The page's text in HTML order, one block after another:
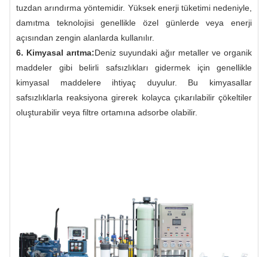
tuzdan arındırma yöntemidir. Yüksek enerji tüketimi nedeniyle,
damıtma teknolojisi genellikle özel günlerde veya enerji
açısından zengin alanlarda kullanılır.
6. Kimyasal arıtma:Deniz suyundaki ağır metaller ve organik
maddeler gibi belirli safsızlıkları gidermek için genellikle
kimyasal maddelere ihtiyaç duyulur. Bu kimyasallar
safsızlıklarla reaksiyona girerek kolayca çıkarılabilir çökeltiler
oluşturabilir veya filtre ortamına adsorbe olabilir.